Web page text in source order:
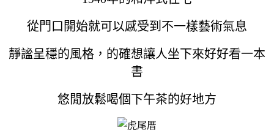
從門口開始就可以感受到不一樣藝術氣息
靜謐呈穩的風格，的確想讓人坐下來好好看一本
書
悠閒放鬆喝個下午茶的好地方